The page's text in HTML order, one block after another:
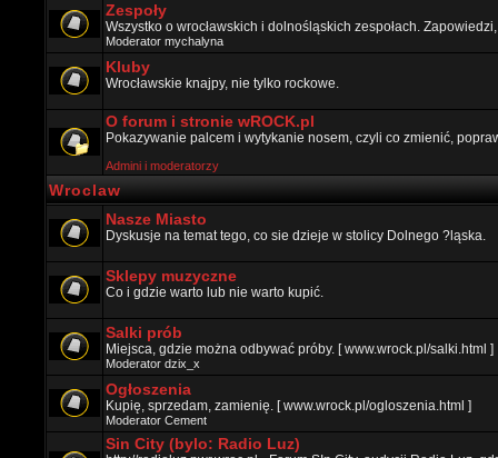
Zespoły
Wszystko o wrocławskich i dolnośląskich zespołach.
Moderator mychalyna
Kluby
Wrocławskie knajpy, nie tylko rockowe.
O forum i stronie wROCK.pl
Pokazywanie palcem i wytykanie nosem, czyli co zmienić,
Admini i moderatorzy
Wroclaw
Nasze Miasto
Dyskusje na temat tego, co sie dzieje w stolicy Dolnego ?ląska.
Sklepy muzyczne
Co i gdzie warto lub nie warto kupić.
Salki prób
Miejsca, gdzie można odbywać próby. [ www.wrock.pl/salki.html ]
Moderator dzix_x
Ogłoszenia
Kupię, sprzedam, zamienię. [ www.wrock.pl/ogloszenia.html ]
Moderator Cement
Sin City (bylo: Radio Luz)